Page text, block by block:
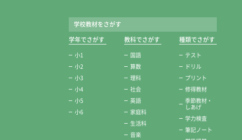
学校教材をさがす
学年でさがす
小1
小2
小3
小4
小5
小6
教科でさがす
国語
算数
理科
社会
英語
家庭科
生活科
音楽
種類でさがす
テスト
ドリル
プリント
修得教材
季節教材・
しあげ
学力検査
筆記ノート